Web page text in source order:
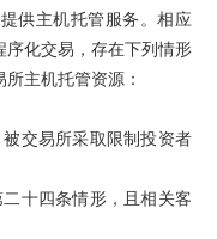
供主机托管服务。相应
序化交易，存在下列情形
主机托管资源：
交易所采取限制投资者
十四条情形，且相关客